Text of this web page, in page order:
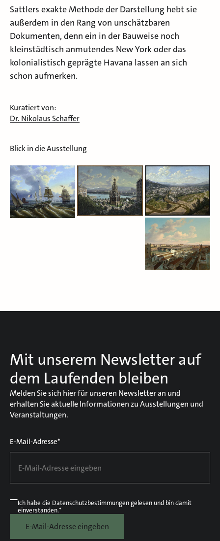
Sattlers exakte Methode der Darstellung hebt sie
außerdem in den Rang von unschätzbaren
Dokumenten, denn ein in der Bauweise noch
kleinstädtisch anmutendes New York oder das
kolonialistisch geprägte Havana lassen an sich
schon aufmerken.
Kuratiert von:
Dr. Nikolaus Schaffer
Blick in die Ausstellung
Mit unserem Newsletter auf
dem Laufenden bleiben
Melden Sie sich hier für unseren Newsletter an und
erhalten Sie aktuelle Informationen zu Ausstellungen und
Veranstaltungen.
E-Mail-Adresse*
Ich habe die Datenschutzbestimmungengelesen und bin damit
einverstanden.*
E-Mail-Adresse eingeben